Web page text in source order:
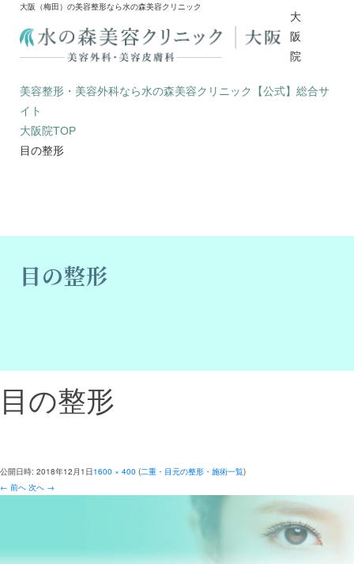
大阪（梅田）の美容整形なら水の森美容クリニック
大
阪
院
美容整形・美容外科なら水の森美容クリニック【公式】総合サ
イト
大阪院TOP
目の整形
目の整形
目の整形
公開日時: 2018年12月1日1600 × 400 (二重・目元の整形・施術一覧)
← 前へ 次へ →